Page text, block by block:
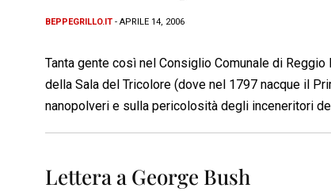
BEPPEGRILLO.IT - APRILE 14, 2006
Tanta gente così nel Consiglio Comunale di
della Sala del Tricolore (dove nel 1797 nacque il
nanopolveri e sulla pericolosità degli inceneritori
Lettera a George Bush